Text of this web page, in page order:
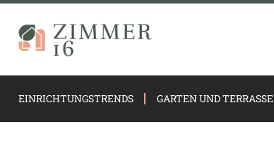
EINRICHTUNGSTRENDS GARTEN UND TERRASSE